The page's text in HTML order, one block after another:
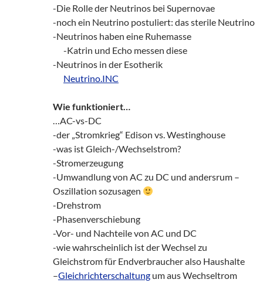
-Die Rolle der Neutrinos bei Supernovae
-noch ein Neutrino postuliert: das sterile Neutrino
-Neutrinos haben eine Ruhemasse
-Katrin und Echo messen diese
-Neutrinos in der Esotherik
Neutrino.INC
Wie funktioniert…
…AC-vs-DC
-der „Stromkrieg“ Edison vs. Westinghouse
-was ist Gleich-/Wechselstrom?
-Stromerzeugung
-Umwandlung von AC zu DC und andersrum –
Oszillation sozusagen
-Drehstrom
-Phasenverschiebung
-Vor- und Nachteile von AC und DC
-wie wahrscheinlich ist der Wechsel zu
Gleichstrom für Endverbraucher also Haushalte
–Gleichrichterschaltung um aus Wechseltrom